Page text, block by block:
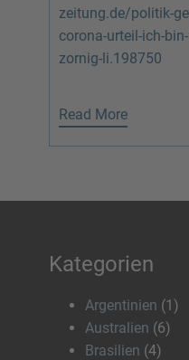
zeitung.de/politik-
corona-urteil-ich-
zornig-li.198750
Read More
Kategorien
Argentinien (1)
Australien (6)
Brasilien (4)